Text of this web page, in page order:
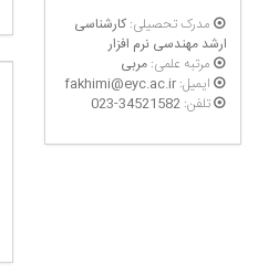
مدرک تحصیلی: کارشناسی
ارشد مهندسی نرم افزار
مرتبه علمی: مربی
ایمیل: fakhimi@eyc.ac.ir
تلفن: 023-34521582